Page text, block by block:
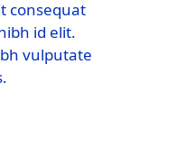
consequat
id elit.
vulputate